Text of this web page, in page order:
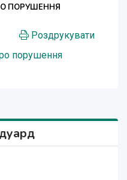
ПОРУШЕННЯ
Роздрукувати
порушення